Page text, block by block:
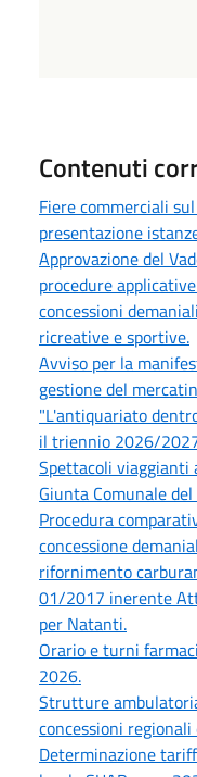
Contenuti
Fiere commerciali
presentazione
Approvazione del
procedure
concessioni
ricreative e sportive.
Avviso per la
gestione del
"L'antiquariato
il triennio 2026/
Spettacoli viaggianti
Giunta Comunale
Procedura
concessione
rifornimento
01/2017 inerente
per Natanti.
Orario e turni
2026.
Strutture
concessioni
Determinazione